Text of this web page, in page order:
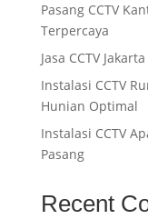
Pasang CCTV
Terpercaya
Jasa CCTV
Instalasi CCTV
Hunian Optimal
Instalasi CCTV
Pasang
Recent